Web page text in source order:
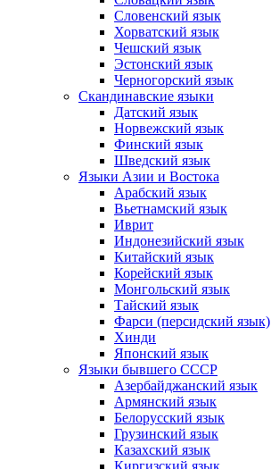
Словенский язык
Хорватский язык
Чешский язык
Эстонский язык
Черногорский язык
Скандинавские языки
Датский язык
Норвежский язык
Финский язык
Шведский язык
Языки Азии и Востока
Арабский язык
Вьетнамский язык
Иврит
Индонезийский язык
Китайский язык
Корейский язык
Монгольский язык
Тайский язык
Фарси (персидский язык)
Хинди
Японский язык
Языки бывшего СССР
Азербайджанский язык
Армянский язык
Белорусский язык
Грузинский язык
Казахский язык
Киргизский язык